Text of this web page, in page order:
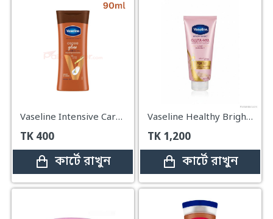
Vaseline Intensive Care Cocoa Glow Body Lotion 90ml
TK 400
কার্টে রাখুন
Vaseline Healthy Bright Gluta-Hya Serum Burst Lotion (Dewy Radiance) - 290ml
TK 1,200
কার্টে রাখুন